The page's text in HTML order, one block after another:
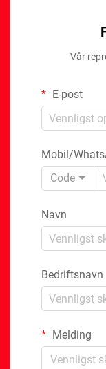
Vår
E-post
Mobil/
Code
Navn
Bedriftsnavn
Melding